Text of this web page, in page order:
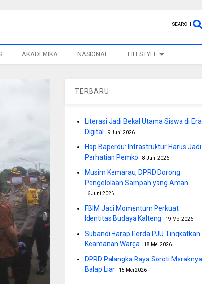
SEARCH
AKADEMIKA NASIONAL LIFESTYLE
TERBARU
Literasi Jadi Bekal Utama Siswa di Era
Digital
9 Juni 2026
Hap Baperdu: Infrastruktur Harus Jadi
Perhatian Pemko
8 Juni 2026
Musim Kemarau, DPRD Dorong
Pengelolaan Sampah yang Aman
6 Juni 2026
FBIM Jadi Momentum Perkuat
Identitas Budaya Kalteng
19 Mei 2026
Subandi Harap Perda PJU Tingkatkan
Keamanan Warga
18 Mei 2026
DPRD Palangka Raya Soroti Maraknya
Balap Liar
15 Mei 2026